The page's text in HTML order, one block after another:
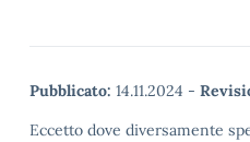
Pubblicato: 14.11.2024 -
Eccetto dove diversamente